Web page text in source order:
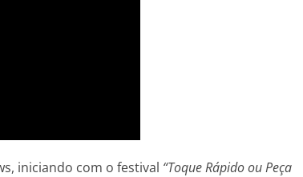
iniciando com o festival “Toque Rápido ou Peça